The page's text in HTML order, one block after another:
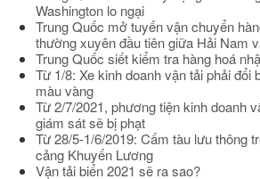
Washington lo ngại
Trung Quốc mở tuyến vận chuyển
thường xuyên đầu tiên giữa Hải Nam
Trung Quốc siết kiểm tra hàng hoá
Từ 1/8: Xe kinh doanh vận tải phải đổi
màu vàng
Từ 2/7/2021, phương tiện kinh doanh
giám sát sẽ bị phạt
Từ 28/5-1/6/2019: Cấm tàu lưu thông
cảng Khuyến Lương
Vận tải biển 2021 sẽ ra sao?